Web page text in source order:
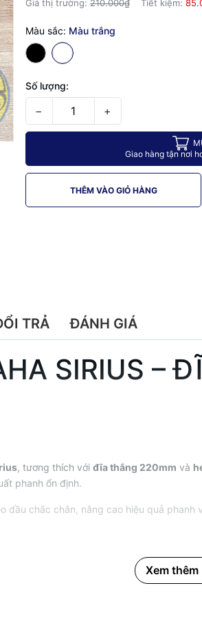
Giá thị trường: 210.000₫ Tiết kiệm:
Màu sắc: Màu trắng
Số lượng:
− +
Giao hàng tận nơi
THÊM VÀO GIỎ HÀNG
TRẢ ĐÁNH GIÁ
SIRIUS –
, tương thích với đĩa thắng 220mm và
phanh ổn định.
chắc chắn, nâng cao hiệu quả phanh
Xem thêm